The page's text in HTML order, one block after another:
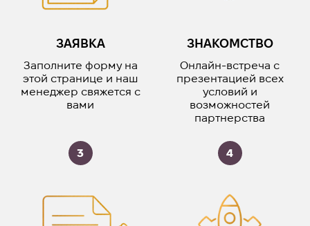
ЗАЯВКА
Заполните форму на
этой странице и наш
менеджер свяжется с
вами
ЗНАКОМСТВО
Онлайн-встреча с
презентацией всех
условий и
возможностей
партнерства
3 4